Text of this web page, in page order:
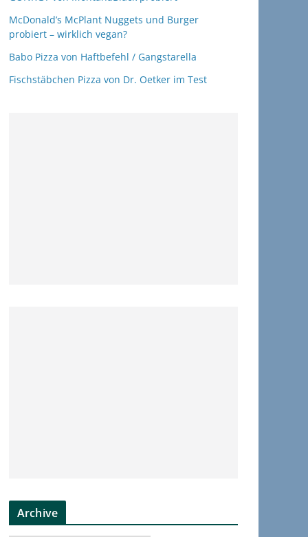
McDonald’s McPlant Nuggets und Burger
probiert – wirklich vegan?
Babo Pizza von Haftbefehl / Gangstarella
Fischstäbchen Pizza von Dr. Oetker im Test
Archive